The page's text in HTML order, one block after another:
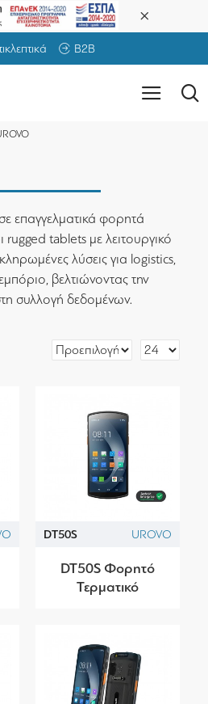
B2B
επαγγελματικά φορητά
rugged tablets με λειτουργικό
λύσεις για logistics,
βελτιώνοντας την
συλλογή δεδομένων.
DT50S UROVO
DT50S Φορητό
Τερματικό